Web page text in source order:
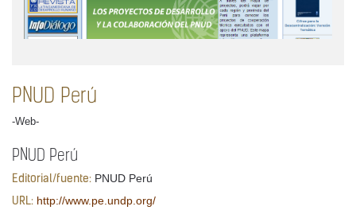
PNUD Perú
-Web-
PNUD Perú
Editorial/fuente: PNUD Perú
URL: http://www.pe.undp.org/